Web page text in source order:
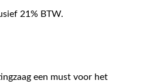
21% BTW.
een must voor het